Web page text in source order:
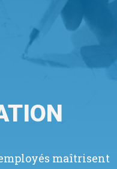
maîtrisent